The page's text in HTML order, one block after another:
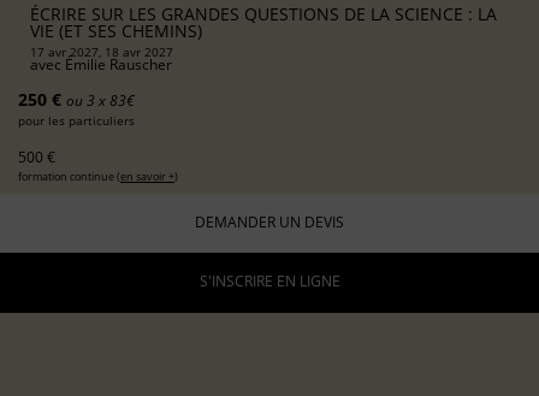
ÉCRIRE SUR LES GRANDES QUESTIONS DE LA SCIENCE : LA
VIE (ET SES CHEMINS)
17 avr 2027, 18 avr 2027
avec Émilie Rauscher
250 € ou 3 x 83€
pour les particuliers
500 €
formation continue (en savoir +)
DEMANDER UN DEVIS
S'INSCRIRE EN LIGNE